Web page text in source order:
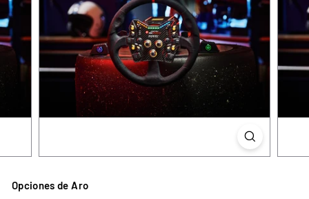
Opciones de Aro